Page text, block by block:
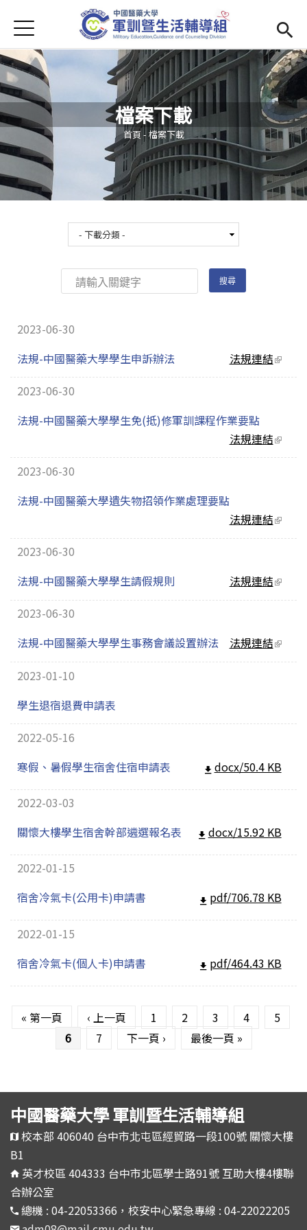
首頁
學務處首頁(link is external)
Open submenu (單位簡介)
單位簡介
最新消息
Open submenu (生活輔導)
生活輔導
Open submenu (校園安全)
校園安全
Open submenu (相關法規及檔案下載)
相關法規及檔案下載
Jump to Navigation
Jump to Main content
檔案下載
您在這裡
首頁 - 檔案下載
2023-06-30
法規-中國醫藥大學學生申訴辦法
法規連結
2023-06-30
法規-中國醫藥大學學生免(抵)修軍訓課程作業要點
法規連結
2023-06-30
法規-中國醫藥大學遺失物招領作業處理要點
法規連結
2023-06-30
法規-中國醫藥大學學生請假規則
法規連結
2023-06-30
法規-中國醫藥大學學生事務會議設置辦法
法規連結
2023-01-10
學生退宿退費申請表
2022-05-16
寒假、暑假學生宿舍住宿申請表
docx/50.4 KB
2022-03-03
關懷大樓學生宿舍幹部遴選報名表
docx/15.92 KB
2022-01-15
宿舍冷氣卡(公用卡)申請書
pdf/706.78 KB
2022-01-15
宿舍冷氣卡(個人卡)申請書
pdf/464.43 KB
« 第一頁 ‹ 上一頁 1 2 3 4
5
6
7 下一頁 › 最後一頁 »
中國醫藥大學 軍訓暨生活輔導組
校本部 406040 台中市北屯區經貿路一段100號 關懷大樓
B1
英才校區 404333 台中市北區學士路91號 互助大樓4樓聯
合辦公室
總機 : 04-22053366，校安中心緊急專線 : 04-22022205